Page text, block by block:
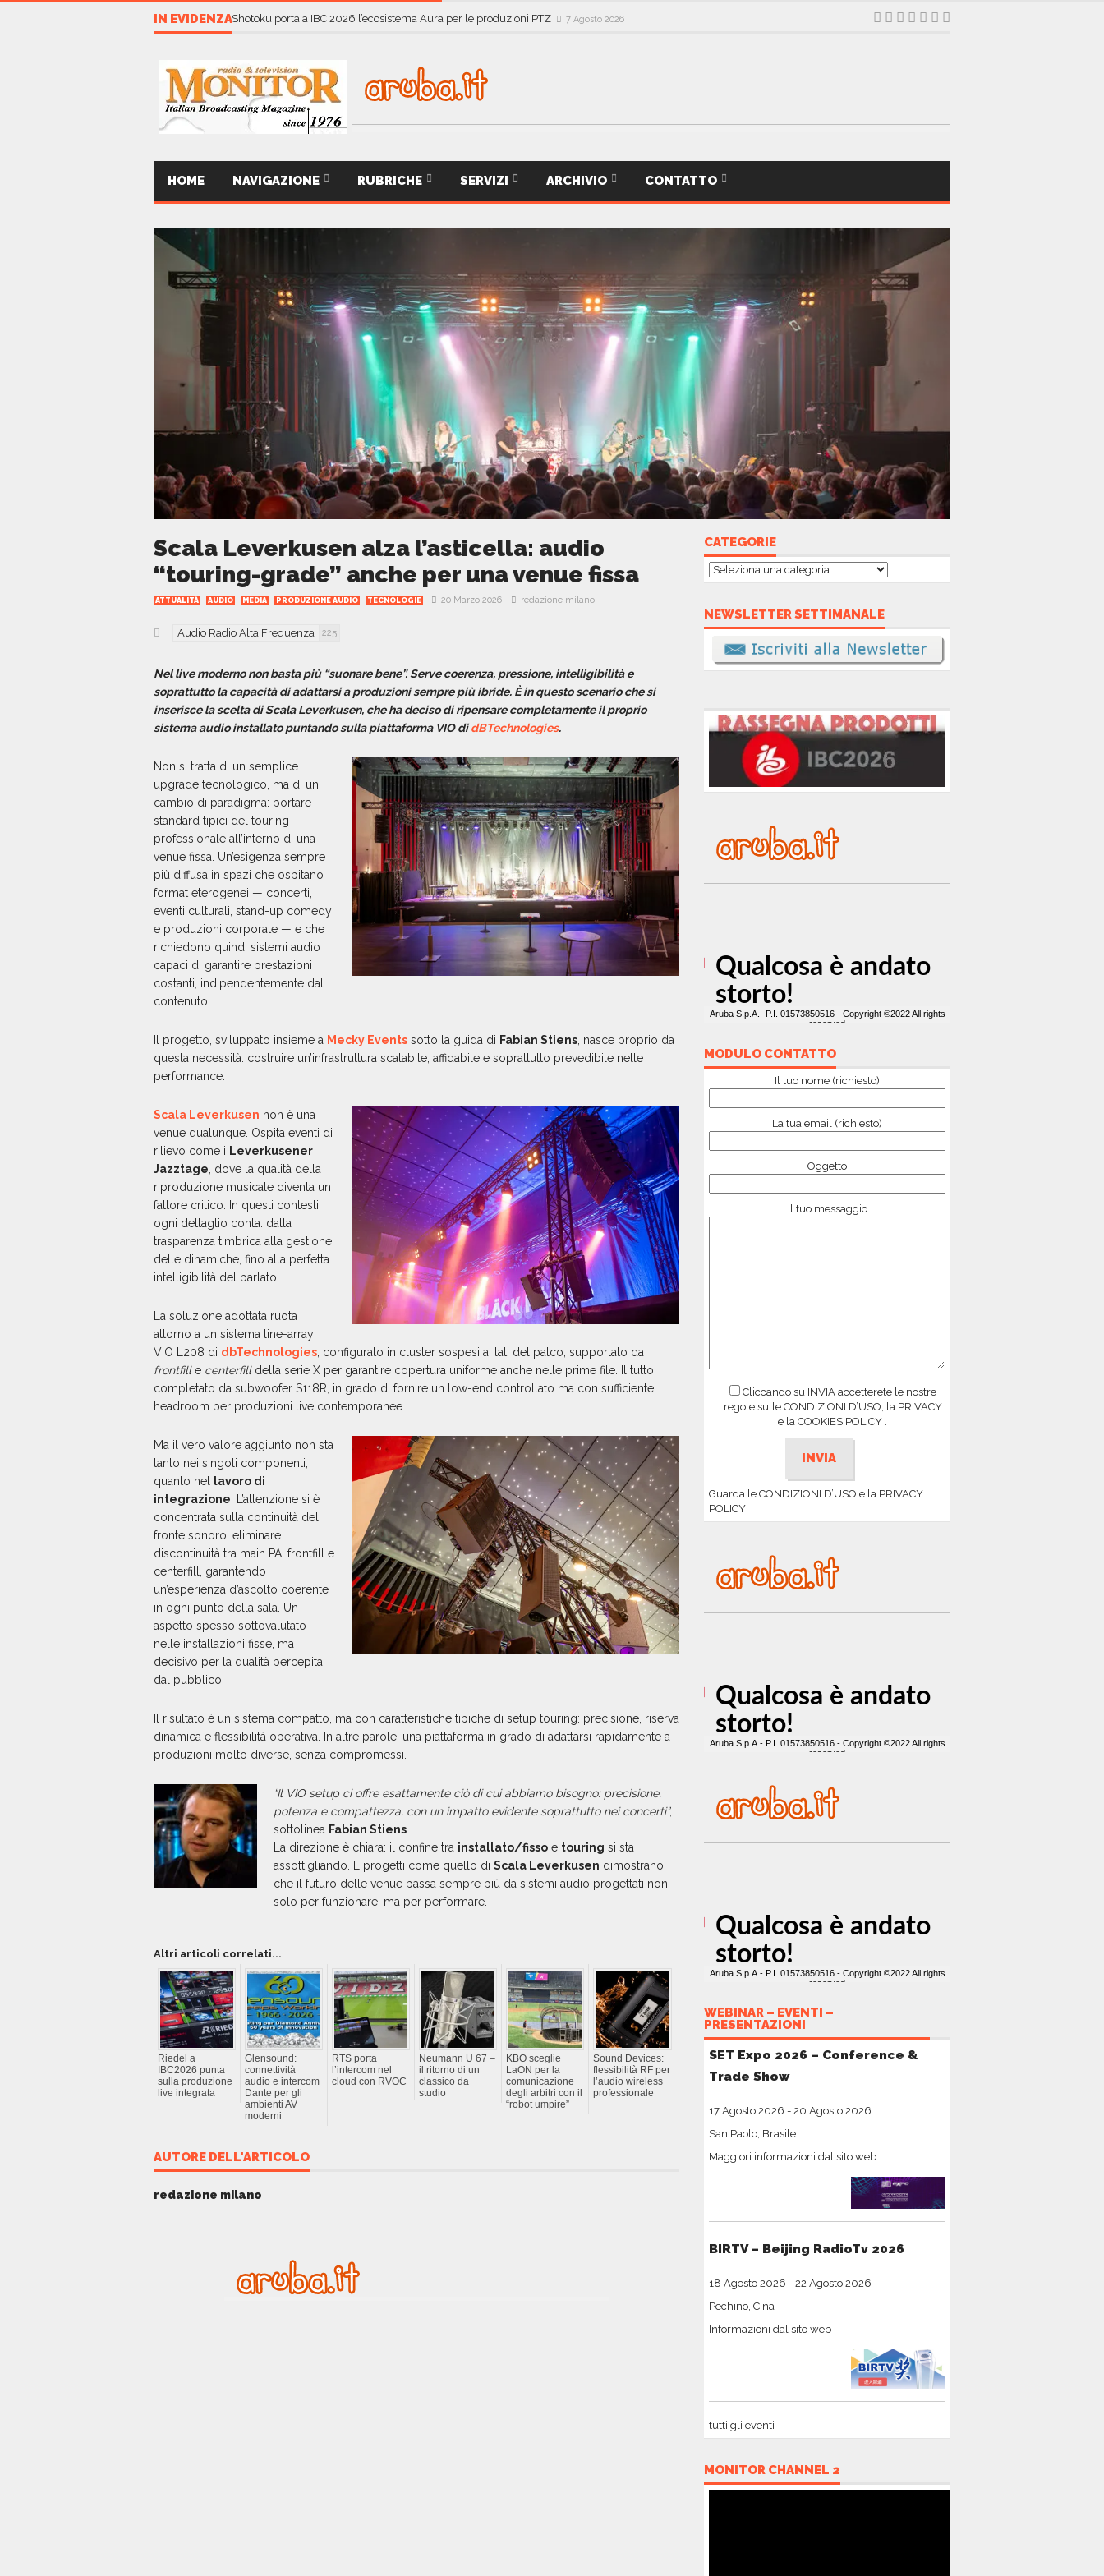
IN EVIDENZAShotoku porta a IBC 2026 l’ecosistema Aura per le produzioni PTZ 7 Agosto 2026
HOME NAVIGAZIONE RUBRICHE SERVIZI ARCHIVIO CONTATTO
Scala Leverkusen alza l’asticella: audio
“touring-grade” anche per una venue fissa
ATTUALITÀ AUDIO MEDIA PRODUZIONE AUDIO TECNOLOGIE 20 Marzo 2026 redazione milano
Audio Radio Alta Frequenza 225
Nel live moderno non basta più “suonare bene”. Serve coerenza, pressione, intelligibilità e
soprattutto la capacità di adattarsi a produzioni sempre più ibride. È in questo scenario che si
inserisce la scelta di Scala Leverkusen, che ha deciso di ripensare completamente il proprio
sistema audio installato puntando sulla piattaforma VIO didBTechnologies.
Non si tratta di un semplice
upgrade tecnologico, ma di un
cambio di paradigma: portare
standard tipici del touring
professionale all’interno di una
venue fissa. Un’esigenza sempre
più diffusa in spazi che ospitano
format eterogenei — concerti,
eventi culturali, stand-up comedy
e produzioni corporate — e che
richiedono quindi sistemi audio
capaci di garantire prestazioni
costanti, indipendentemente dal
contenuto.
Il progetto, sviluppato insieme a Mecky Events sotto la guida di Fabian Stiens , nasce proprio da
questa necessità: costruire un’infrastruttura scalabile, affidabile e soprattutto prevedibile nelle
performance.
Scala Leverkusen non è una
venue qualunque. Ospita eventi di
rilievo come i Leverkusener
Jazztage , dove la qualità della
riproduzione musicale diventa un
fattore critico. In questi contesti,
ogni dettaglio conta: dalla
trasparenza timbrica alla gestione
delle dinamiche, fino alla perfetta
intelligibilità del parlato.
La soluzione adottata ruota
attorno a un sistema line-array
VIO L208 di dbTechnologies , configurato in cluster sospesi ai lati del palco, supportato da
frontfille centerfilldella serie X per garantire copertura uniforme anche nelle prime file. Il tutto
completato da subwoofer S118R, in grado di fornire un low-end controllato ma con sufficiente
headroom per produzioni live contemporanee.
Ma il vero valore aggiunto non sta
tanto nei singoli componenti,
quanto nel
lavoro di
integrazione . L’attenzione si è
concentrata sulla continuità del
fronte sonoro: eliminare
discontinuità tra main PA, frontfill e
centerfill, garantendo
un’esperienza d’ascolto coerente
in ogni punto della sala. Un
aspetto spesso sottovalutato
nelle installazioni fisse, ma
decisivo per la qualità percepita
dal pubblico.
Il risultato è un sistema compatto, ma con caratteristiche tipiche di setup touring: precisione, riserva
dinamica e flessibilità operativa. In altre parole, una piattaforma in grado di adattarsi rapidamente a
produzioni molto diverse, senza compromessi.
“Il VIO setup ci offre esattamente ciò di cui abbiamo bisogno: precisione,
potenza e compattezza, con un impatto evidente soprattutto nei concerti”,
sottolinea Fabian Stiens
La direzione è chiara: il confine tra installato/fisso e touring si sta
assottigliando. E progetti come quello di Scala Leverkusen dimostrano
che il futuro delle venue passa sempre più da sistemi audio progettati non
solo per funzionare, ma per performare.
Altri articoli correlati...
Riedel a
IBC2026 punta
sulla produzione
live integrata
Glensound:
connettività
audio e intercom
Dante per gli
ambienti AV
moderni
RTS porta
l’intercom nel
cloud con RVOC
Neumann U 67 –
il ritorno di un
classico da
studio
KBO sceglie
LaON per la
comunicazione
degli arbitri con il
“robot umpire”
Sound Devices:
flessibilità RF per
l’audio wireless
professionale
AUTORE DELL'ARTICOLO
redazione milano
CATEGORIE
Categorie
NEWSLETTER SETTIMANALE
MODULO CONTATTO
Il tuo nome (richiesto)
La tua email (richiesto)
Oggetto
Il tuo messaggio
Cliccando su INVIA accetterete le nostre
regole sulle CONDIZIONI D’USO, la PRIVACY
e la COOKIES POLICY .
Guarda le CONDIZIONI D’USO e la PRIVACY
POLICY
WEBINAR – EVENTI –
PRESENTAZIONI
SET Expo 2026 – Conference &
Trade Show
17 Agosto 2026 - 20 Agosto 2026
San Paolo, Brasile
Maggiori informazioni dal sito web
BIRTV – Beijing RadioTv 2026
18 Agosto 2026 - 22 Agosto 2026
Pechino, Cina
Informazioni dal sito web
tutti gli eventi
MONITOR CHANNEL 2